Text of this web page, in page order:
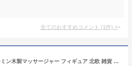
全てのおすすめコメント (1件) >
ムーミン グッズ ムーミン木製マッサージャー フィギュア 北欧 雑貨 玩具 ギフト 置物 スナフキン リトルミィ ムーミンパパ ムーミンママ 公式 ムーミンキャラクター フィンランド 大人 プレゼント ムーミングッズ 仲間 珍しい 手作り 癒し